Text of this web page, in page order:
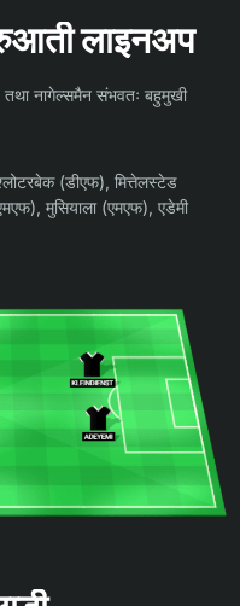
लाइनअप
तथा नागेल्समैन संभवतः बहुमुखी
(डीएफ), मित्तेलस्टेड
मुसियाला (एमएफ), एडेमी